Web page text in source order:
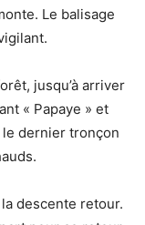
Le balisage
jusqu’à arriver
« Papaye » et
dernier tronçon
descente retour.